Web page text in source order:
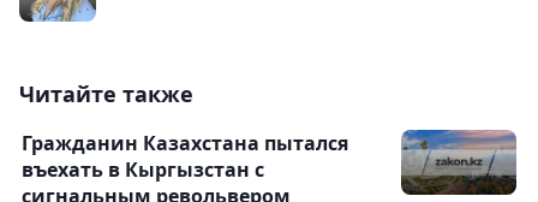
Читайте также
Гражданин Казахстана пытался
въехать в Кыргызстан с
сигнальным револьвером